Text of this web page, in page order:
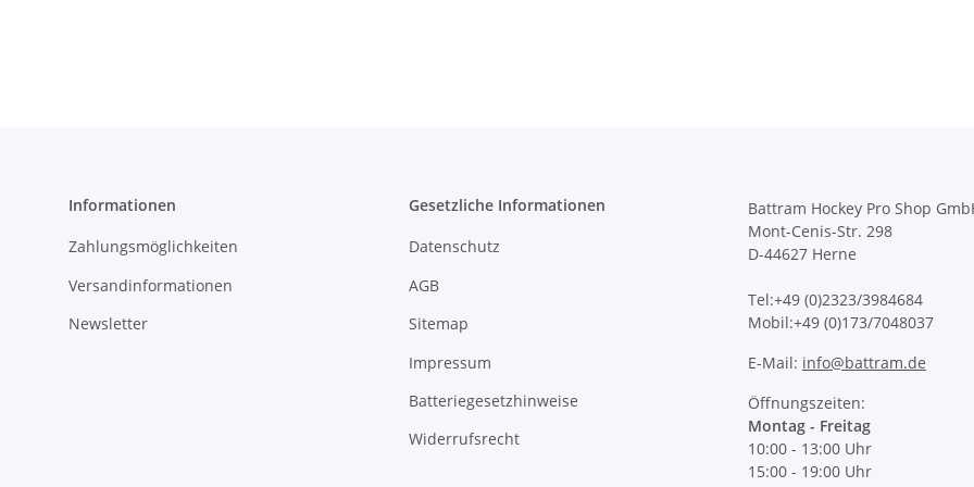
Informationen
Zahlungsmöglichkeiten
Versandinformationen
Newsletter
Gesetzliche Informationen
Datenschutz
AGB
Sitemap
Impressum
Batteriegesetzhinweise
Widerrufsrecht
Battram Hockey Pro Shop
Mont-Cenis-Str. 298
D-44627 Herne
Tel:+49 (0)2323/3984684
Mobil:+49 (0)173/7048037
E-Mail: info@battram.de
Öffnungszeiten:
Montag - Freitag
10:00 - 13:00 Uhr
15:00 - 19:00 Uhr